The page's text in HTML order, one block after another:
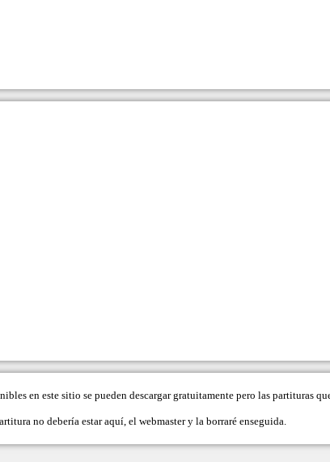
en este sitio se pueden descargar gratuitamente pero las partituras
no debería estar aquí, elwebmastery la borraré enseguida.